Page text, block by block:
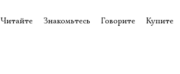
Читайте
Знакомьтесь
Говорите
Купите